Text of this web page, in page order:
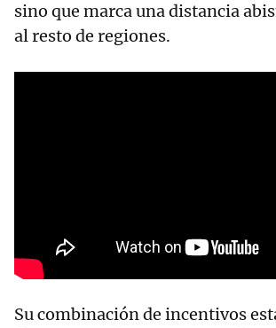
sino que marca una distancia
al resto de regiones.
Su combinación de incentivos